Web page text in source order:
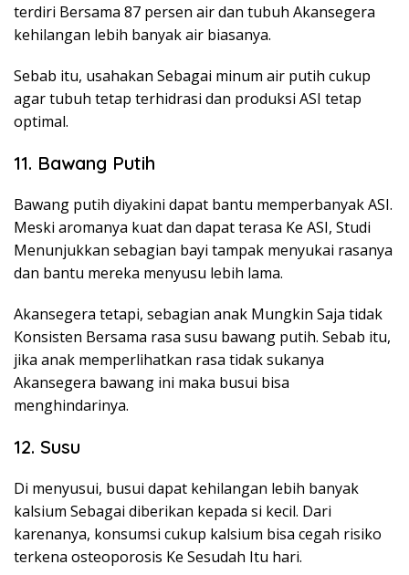
terdiri Bersama 87 persen air dan tubuh Akansegera
kehilangan lebih banyak air biasanya.
Sebab itu, usahakan Sebagai minum air putih cukup
agar tubuh tetap terhidrasi dan produksi ASI tetap
optimal.
11. Bawang Putih
Bawang putih diyakini dapat bantu memperbanyak ASI.
Meski aromanya kuat dan dapat terasa Ke ASI, Studi
Menunjukkan sebagian bayi tampak menyukai rasanya
dan bantu mereka menyusu lebih lama.
Akansegera tetapi, sebagian anak Mungkin Saja tidak
Konsisten Bersama rasa susu bawang putih. Sebab itu,
jika anak memperlihatkan rasa tidak sukanya
Akansegera bawang ini maka busui bisa
menghindarinya.
12. Susu
Di menyusui, busui dapat kehilangan lebih banyak
kalsium Sebagai diberikan kepada si kecil. Dari
karenanya, konsumsi cukup kalsium bisa cegah risiko
terkena osteoporosis Ke Sesudah Itu hari.